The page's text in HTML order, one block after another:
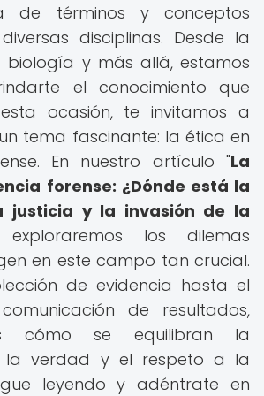
de términos y conceptos
disciplinas. Desde la
y más allá, estamos
el conocimiento que
ocasión, te invitamos a
tema fascinante: la ética en
En nuestro artículo "La
forense: ¿Dónde está la
justicia y la invasión de la
los dilemas
en este campo tan crucial.
de evidencia hasta el
de resultados,
cómo se equilibran la
la verdad y el respeto a la
leyendo y adéntrate en